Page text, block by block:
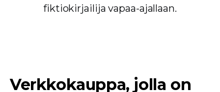
fiktiokirjailija vapaa-ajallaan.
Verkkokauppa, jolla on